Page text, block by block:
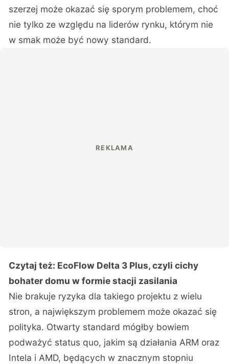
szerzej może okazać się sporym problemem, choć
nie tylko ze względu na liderów rynku, którym nie
w smak może być nowy standard.
Czytaj też: EcoFlow Delta 3 Plus, czyli cichy
bohater domu w formie stacji zasilania
Nie brakuje ryzyka dla takiego projektu z wielu
stron, a największym problemem może okazać się
polityka. Otwarty standard mógłby bowiem
podważyć status quo, jakim są działania ARM oraz
Intela i AMD, będących w znacznym stopniu